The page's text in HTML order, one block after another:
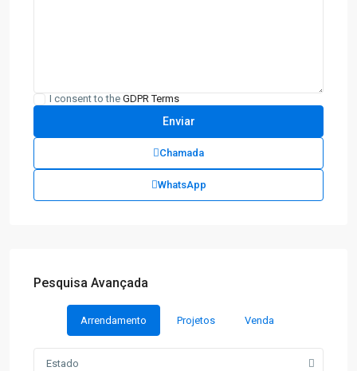
I consent to the GDPR Terms
Chamada
WhatsApp
Pesquisa Avançada
Arrendamento Projetos Venda
Estado